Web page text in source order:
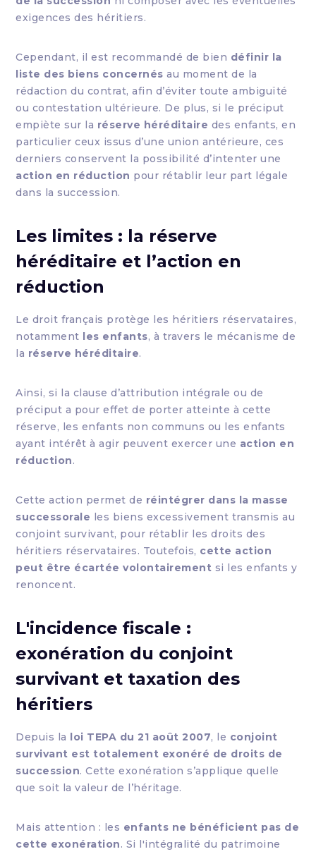
exigences des héritiers.
Cependant, il est recommandé de bien définir la
liste des biens concernés au moment de la
rédaction du contrat, afin d’éviter toute ambiguïté
ou contestation ultérieure. De plus, si le préciput
empiète sur la réserve héréditaire des enfants, en
particulier ceux issus d’une union antérieure, ces
derniers conservent la possibilité d’intenter une
action en réduction pour rétablir leur part légale
dans la succession.
Les limites : la réserve
héréditaire et l’action en
réduction
Le droit français protège les héritiers réservataires,
notamment les enfants, à travers le mécanisme de
la réserve héréditaire.
Ainsi, si la clause d’attribution intégrale ou de
préciput a pour effet de porter atteinte à cette
réserve, les enfants non communs ou les enfants
ayant intérêt à agir peuvent exercer une action en
réduction.
Cette action permet de réintégrer dans la masse
successorale les biens excessivement transmis au
conjoint survivant, pour rétablir les droits des
héritiers réservataires. Toutefois, cette action
peut être écartée volontairement si les enfants y
renoncent.
L'incidence fiscale :
exonération du conjoint
survivant et taxation des
héritiers
Depuis la loi TEPA du 21 août 2007, le conjoint
survivant est totalement exonéré de droits de
succession. Cette exonération s’applique quelle
que soit la valeur de l’héritage.
Mais attention : les enfants ne bénéficient pas de
cette exonération. Si l'intégralité du patrimoine